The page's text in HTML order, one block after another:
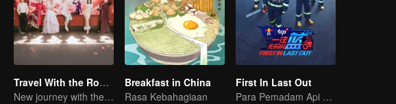
Travel With the Royal Family
New journey with the queen and concubines
Breakfast in China
Rasa Kebahagiaan
First In Last Out
Para Pemadam Api Baru Telah Tiba!